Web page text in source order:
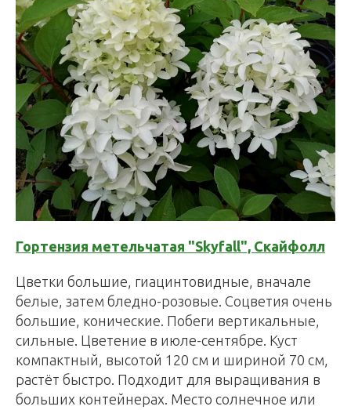
Гортензия метельчатая "Skyfall", Скайфолл
Цветки большие, гиацинтовидные, вначале
белые, затем бледно-розовые. Соцветия очень
большие, конические. Побеги вертикальные,
сильные. Цветение в июле-сентябре. Куст
компактный, высотой 120 см и шириной 70 см,
растёт быстро. Подходит для выращивания в
больших контейнерах. Место солнечное или